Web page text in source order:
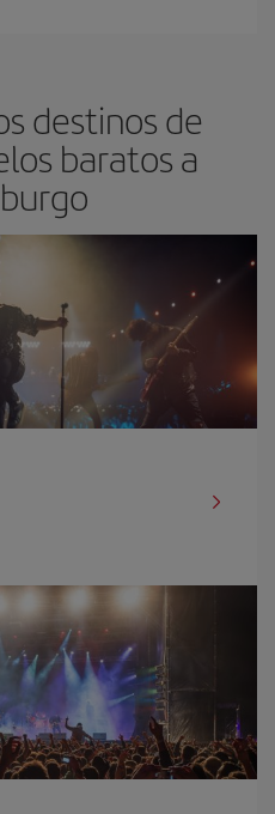
destinos de
baratos a